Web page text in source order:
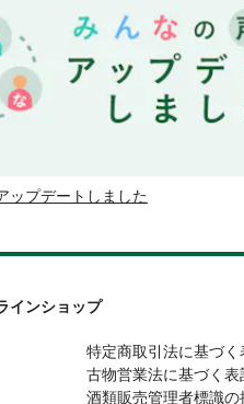
ップデートしました
インショップ
特定商取引法に基づく
古物営業法に基づく表
酒類販売管理者標識の